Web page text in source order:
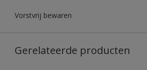
Vorstvrij bewaren
Gerelateerde producten